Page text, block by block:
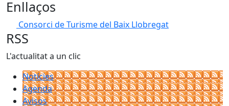
Enllaços
Consorci de Turisme del Baix Llobregat
RSS
L'actualitat a un clic
Notícies
Agenda
Avisos